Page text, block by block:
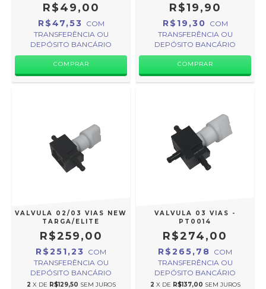
R$49,00
R$47,53
COM
TRANSFERÊNCIA OU
DEPÓSITO BANCÁRIO
R$19,90
R$19,30 COM
TRANSFERÊNCIA OU
DEPÓSITO BANCÁRIO
VALVULA 02/03 VIAS NEW
TARGA/ELITE
R$259,00
R$251,23
COM
TRANSFERÊNCIA OU
DEPÓSITO BANCÁRIO
2 X DE R$129,50 SEM JUROS
VALVULA 03 VIAS -
PT0014
R$274,00
R$265,78 COM
TRANSFERÊNCIA OU
DEPÓSITO BANCÁRIO
2 X DE R$137,00 SEM JUROS